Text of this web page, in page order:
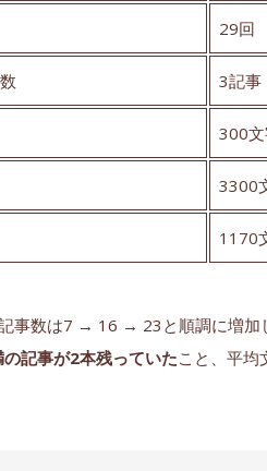
29回
3記事
300
3300
1170
事数は7 → 16 → 23と順調に増加
記事が2本残っていたこと、平均